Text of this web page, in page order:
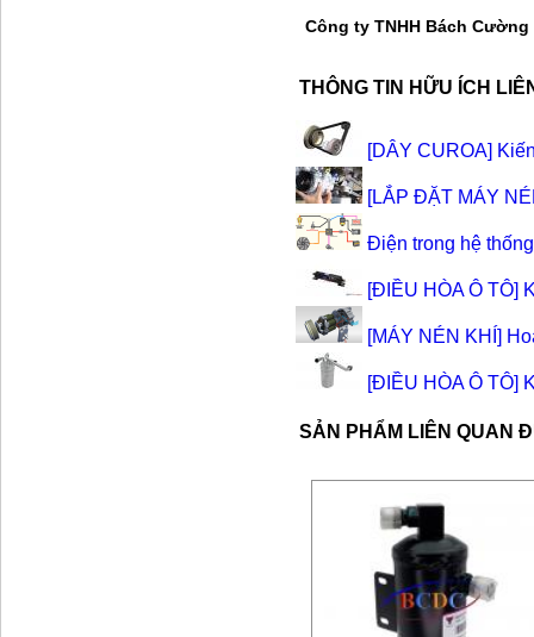
Công ty TNHH Bách
THÔNG TIN HỮU ÍCH
[DÂY CUROA]
[LẮP ĐẶT MÁY
Điện trong hệ
[ĐIỀU HÒA Ô TÔ]
[MÁY NÉN KHÍ]
[ĐIỀU HÒA Ô TÔ]
SẢN PHẨM LIÊN QUAN